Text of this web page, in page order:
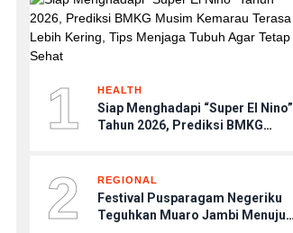
1 HEALTH
Siap Menghadapi “Super El Nino”
Tahun 2026, Prediksi BMKG
Agar Tetap Sehat
2 REGIONAL
Festival Pusparagam Negeriku
Teguhkan Muaro Jambi Menuju